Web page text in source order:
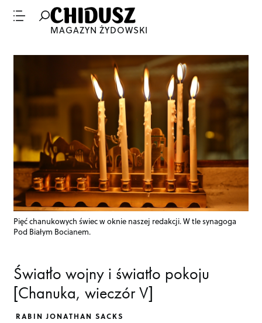
MAGAZYN ŻYDOWSKI
Pięć chanukowych świec w oknie naszej redakcji. W tle synagoga
Pod Białym Bocianem.
Światło wojny i światło pokoju
[Chanuka, wieczór V]
RABIN JONATHAN SACKS